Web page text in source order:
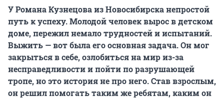
У Романа Кузнецова из Новосибирска непростой
путь к успеху. Молодой человек вырос в детском
доме, пережил немало трудностей и испытаний.
Выжить — вот была его основная задача. Он мог
закрыться в себе, озлобиться на мир из-за
несправедливости и пойти по разрушающей
тропе, но это история не про него. Став взрослым,
он решил помогать таким же ребятам, каким он